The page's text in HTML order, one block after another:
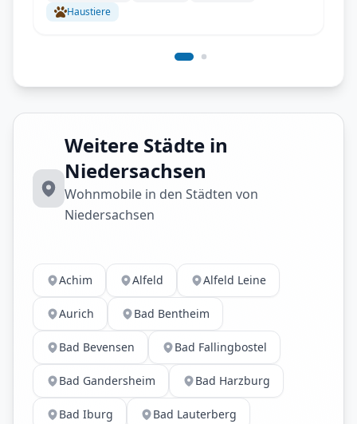
Haustiere
Weitere Städte in
Niedersachsen
Wohnmobile in den Städten von
Niedersachsen
Achim Alfeld Alfeld Leine
Aurich Bad Bentheim
Bad Bevensen Bad Fallingbostel
Bad Gandersheim Bad Harzburg
Bad Iburg Bad Lauterberg